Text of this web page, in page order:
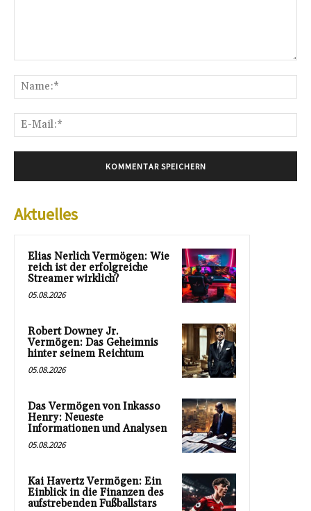
Aktuelles
Elias Nerlich Vermögen: Wie
reich ist der erfolgreiche
Streamer wirklich?
05.08.2026
Robert Downey Jr.
Vermögen: Das Geheimnis
hinter seinem Reichtum
05.08.2026
Das Vermögen von Inkasso
Henry: Neueste
Informationen und Analysen
05.08.2026
Kai Havertz Vermögen: Ein
Einblick in die Finanzen des
aufstrebenden Fußballstars